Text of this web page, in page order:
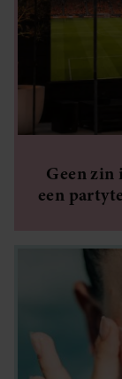
Geen zin
een